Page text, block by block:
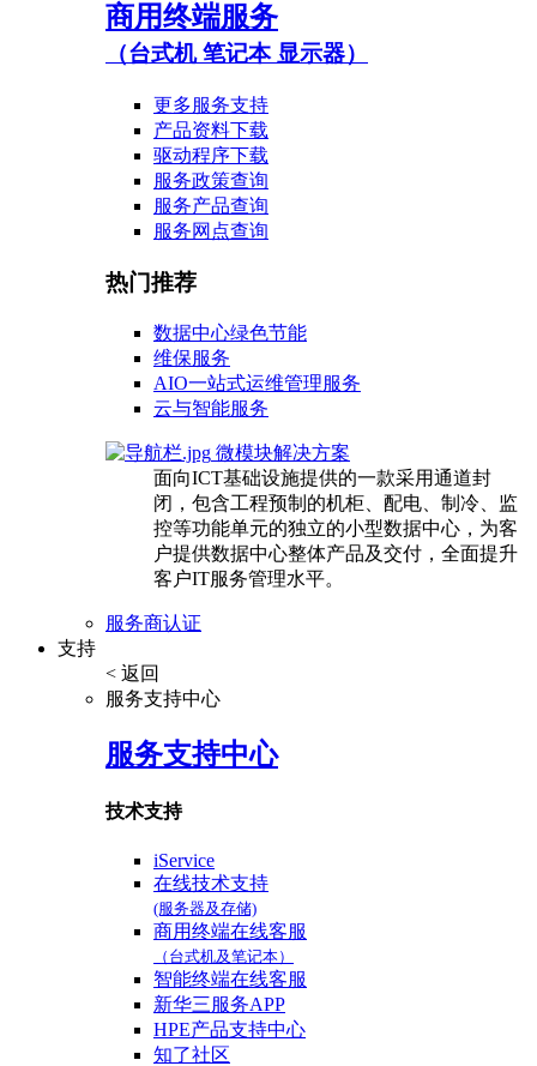
商用终端服务
（台式机 笔记本 显示器）
更多服务支持
产品资料下载
驱动程序下载
服务政策查询
服务产品查询
服务网点查询
热门推荐
数据中心绿色节能
维保服务
AIO一站式运维管理服务
云与智能服务
微模块解决方案
面向ICT基础设施提供的一款采用通道封
闭，包含工程预制的机柜、配电、制冷、监
控等功能单元的独立的小型数据中心，为客
户提供数据中心整体产品及交付，全面提升
客户IT服务管理水平。
服务商认证
支持
< 返回
服务支持中心
服务支持中心
技术支持
iService
在线技术支持
(服务器及存储)
商用终端在线客服
（台式机及笔记本）
智能终端在线客服
新华三服务APP
HPE产品支持中心
知了社区